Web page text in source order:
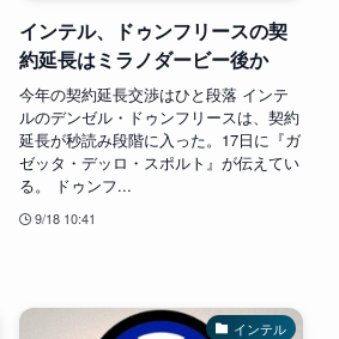
インテル、ドゥンフリースの契
約延長はミラノダービー後か
今年の契約延長交渉はひと段落 インテ
ルのデンゼル・ドゥンフリースは、契約
延長が秒読み段階に入った。17日に『ガ
ゼッタ・デッロ・スポルト』が伝えてい
る。 ドゥンフ...
9/18 10:41
インテル